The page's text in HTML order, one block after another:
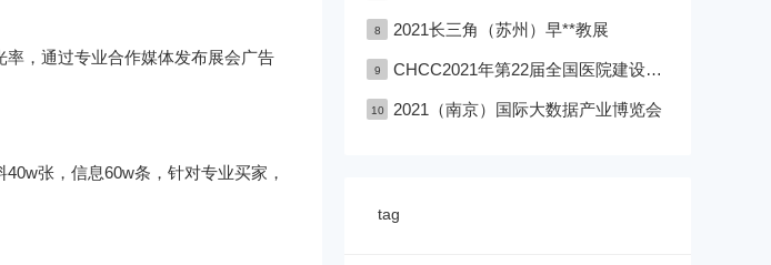
，通过专业合作媒体发布展会广告
张，信息60w条，针对专业买家，
8 2021长三角（苏州）早**教展
9 CHCC2021年第22届全国医院建设大会深圳医院建设大会
10 2021（南京）国际大数据产业博览会
tag